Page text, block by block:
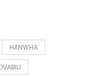
HANWHA